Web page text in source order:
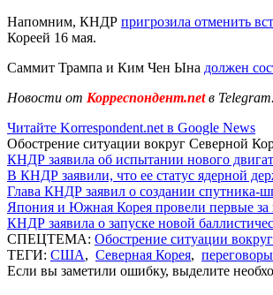
Напомним, КНДР пригрозила отменить
Кореей 16 мая.
Саммит Трампа и Ким Чен Ына должен
Новости от Корреспондент.netв
Читайте Korrespondent.net в Google News
Обострение ситуации вокруг Северной
КНДР заявила об испытании нового
В КНДР заявили, что ее статус ядерной
Глава КНДР заявил о создании спутника-
Япония и Южная Корея провели первые за
КНДР заявила о запуске новой
СПЕЦТЕМА: Обострение ситуации
ТЕГИ: США, Северная Корея, переговоры
Если вы заметили ошибку, выделите